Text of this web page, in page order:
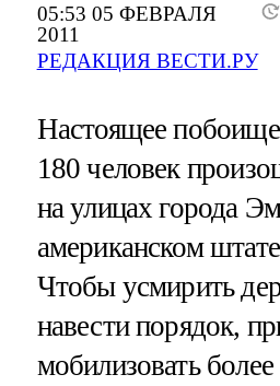
05:53 05 ФЕВРАЛЯ
2011
РЕДАКЦИЯ ВЕСТИ.РУ
Настоящее
180 человек
на улицах города
американском
Чтобы усмирить
навести порядок,
мобилизовать